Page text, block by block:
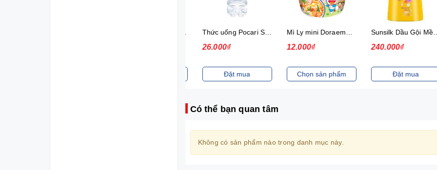
Thức uống Pocari Sweat 15x900 ml
26.000₫
Đặt mua
Mì Ly mini Doraemon Hương Vị Hải Sản Chua Ngọt
12.000₫
Chọn sản phẩm
Sunsilk Dầu Gội Mềm Mượt Diệu Kỳ 1.4Kg
240.000₫
Đặt mua
Có thể bạn quan tâm
Không có sản phẩm nào trong danh mục này.